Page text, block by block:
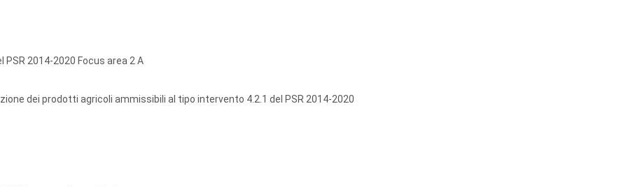
2014-2020 Focus area 2 A
dei prodotti agricoli ammissibili al tipo intervento 4.2.1 del PSR 2014-2020